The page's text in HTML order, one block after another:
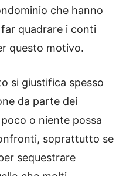
che hanno
quadrare i conti
questo motivo.
si giustifica spesso
da parte dei
o niente possa
soprattutto se
sequestrare